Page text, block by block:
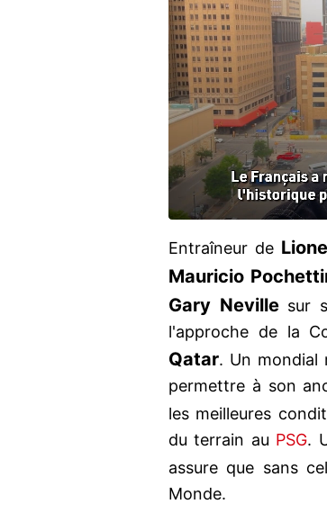
Entraîneur de
Mauricio
Gary Nevillesur
l'approche de la
Qatar. Un mondial
permettre à son
les meilleures
du terrain au PSG.
assure que sans
Monde.